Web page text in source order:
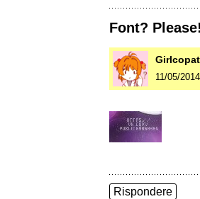
Font? Please!
11/05/
Rispondere